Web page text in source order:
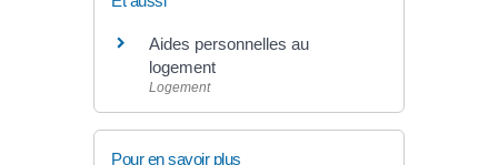
Aides personnelles au
logement
Logement
Pour en savoir plus